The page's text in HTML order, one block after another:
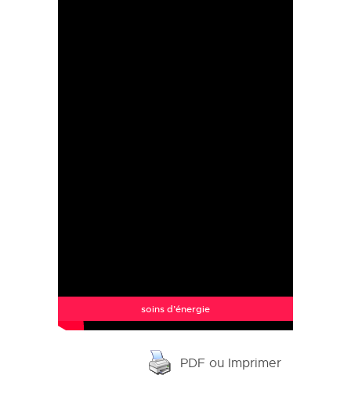
soins d’énergie
PDF ou Imprimer